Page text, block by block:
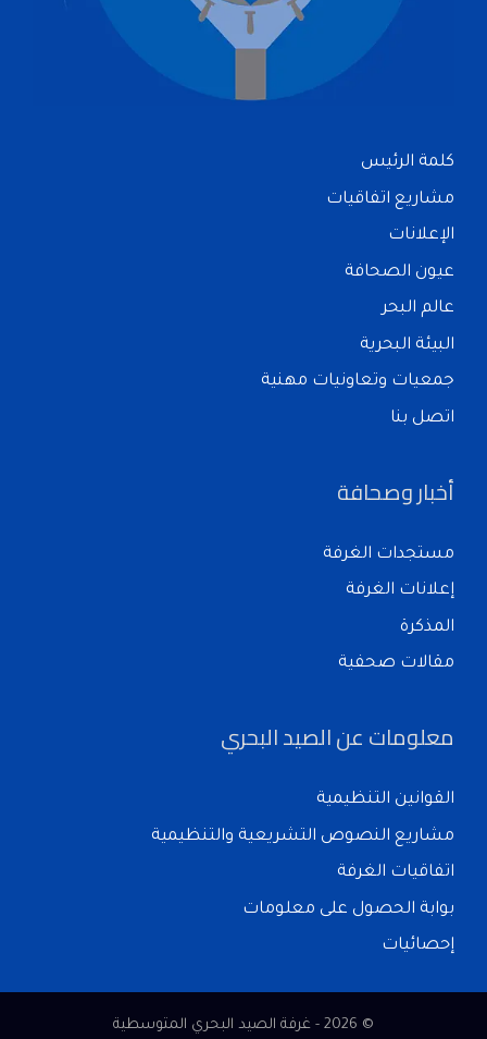
كلمة الرئيس
مشاريع اتفاقيات
الإعلانات
عيون الصحافة
عالم البحر
البيئة البحرية
جمعيات وتعاونيات مهنية
اتصل بنا
أخبار وصحافة
مستجدات الغرفة
إعلانات الغرفة
المذكرة
مقالات صحفية
معلومات عن الصيد البحري
القوانين التنظيمية
مشاريع النصوص التشريعية والتنظيمية
اتفاقيات الغرفة
بوابة الحصول على معلومات
إحصائيات
© 2026 - غرفة الصيد البحري المتوسطية